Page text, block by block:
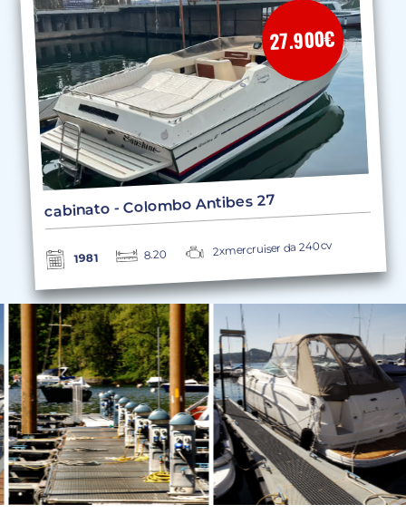
27.900€
cabinato - Colombo Antibes 27
1981 8.20 2xmercruiser da 240cv